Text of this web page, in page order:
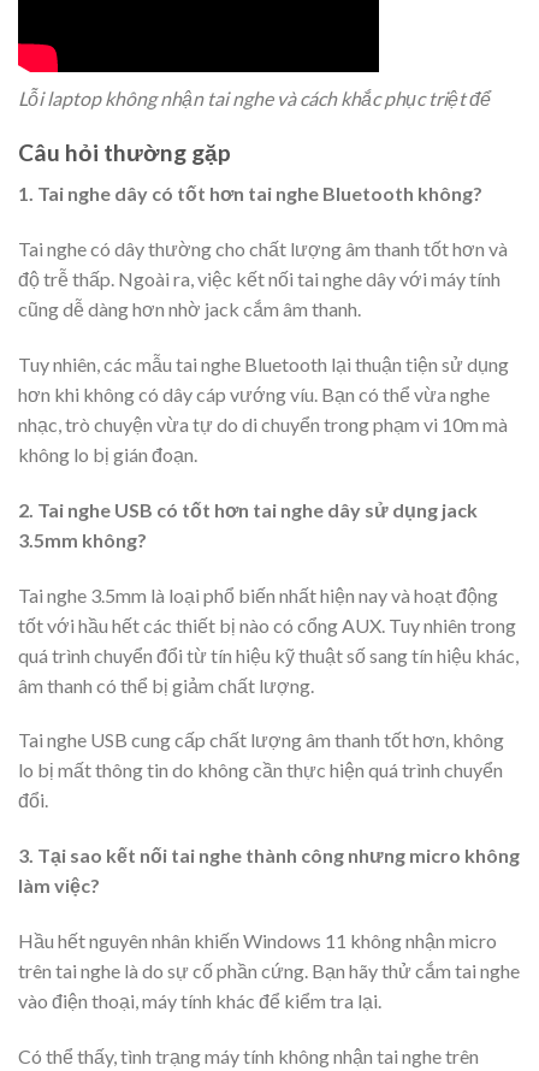
Lỗi laptop không nhận tai nghe và cách khắc phục triệt để
Câu hỏi thường gặp
1. Tai nghe dây có tốt hơn tai nghe Bluetooth không?
Tai nghe có dây thường cho chất lượng âm thanh tốt hơn và
độ trễ thấp. Ngoài ra, việc kết nối tai nghe dây với máy tính
cũng dễ dàng hơn nhờ jack cắm âm thanh.
Tuy nhiên, các mẫu tai nghe Bluetooth lại thuận tiện sử dụng
hơn khi không có dây cáp vướng víu. Bạn có thể vừa nghe
nhạc, trò chuyện vừa tự do di chuyển trong phạm vi 10m mà
không lo bị gián đoạn.
2. Tai nghe USB có tốt hơn tai nghe dây sử dụng jack
3.5mm không?
Tai nghe 3.5mm là loại phổ biến nhất hiện nay và hoạt động
tốt với hầu hết các thiết bị nào có cổng AUX. Tuy nhiên trong
quá trình chuyển đổi từ tín hiệu kỹ thuật số sang tín hiệu khác,
âm thanh có thể bị giảm chất lượng.
Tai nghe USB cung cấp chất lượng âm thanh tốt hơn, không
lo bị mất thông tin do không cần thực hiện quá trình chuyển
đổi.
3. Tại sao kết nối tai nghe thành công nhưng micro không
làm việc?
Hầu hết nguyên nhân khiến Windows 11 không nhận micro
trên tai nghe là do sự cố phần cứng. Bạn hãy thử cắm tai nghe
vào điện thoại, máy tính khác để kiểm tra lại.
Có thể thấy, tình trạng máy tính không nhận tai nghe trên